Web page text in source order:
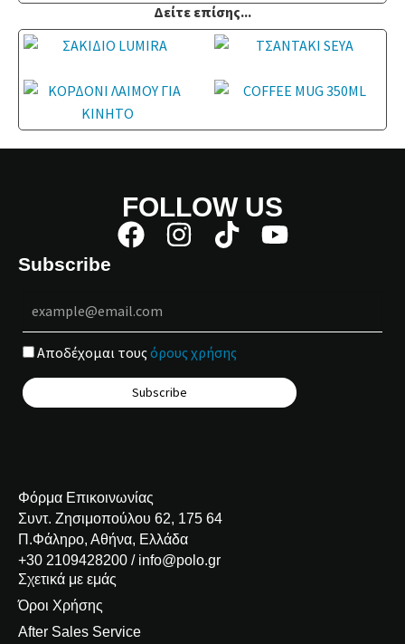
Δείτε επίσης...
FOLLOW US
Subscribe
Αποδέχομαι τουςόρους χρήσης
Φόρμα Επικοινωνίας
Συντ. Ζησιμοπούλου 62, 175 64
Π.Φάληρο, Αθήνα, Ελλάδα
+30 2109428200 / info@polo.gr
Σχετικά με εμάς
Όροι Χρήσης
After Sales Service